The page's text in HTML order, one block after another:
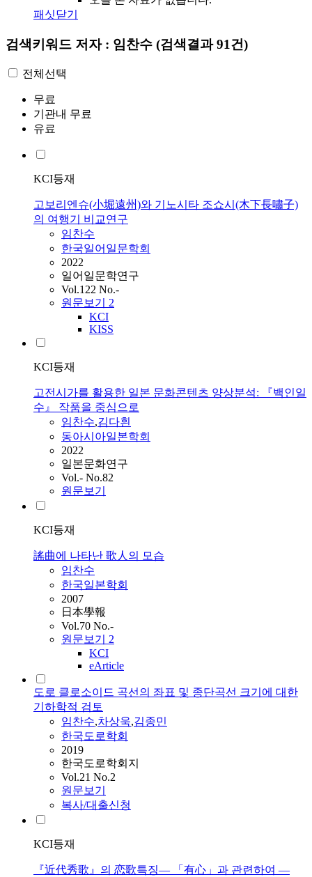
패싯닫기
검색키워드 저자 : 임찬수 (검색결과 91건)
전체선택
무료
기관내 무료
유료
KCI등재
고보리엔슈(小堀遠州)와 기노시타 조쇼시(木下長嘯子)
의 여행기 비교연구
임찬수
한국일어일문학회
2022
일어일문학연구
Vol.122 No.-
원문보기 2
KCI
KISS
KCI등재
고전시가를 활용한 일본 문화콘텐츠 양상분석: 『백인일
수』 작품을 중심으로
임찬수,김다흰
동아시아일본학회
2022
일본문화연구
Vol.- No.82
원문보기
KCI등재
謠曲에 나타난 歌人의 모습
임찬수
한국일본학회
2007
日本學報
Vol.70 No.-
원문보기 2
KCI
eArticle
도로 클로소이드 곡선의 좌표 및 종단곡선 크기에 대한
기하학적 검토
임찬수,차상욱,김종민
한국도로학회
2019
한국도로학회지
Vol.21 No.2
원문보기
복사/대출신청
KCI등재
『近代秀歌』의 恋歌특징― 「有心」과 관련하여 ―